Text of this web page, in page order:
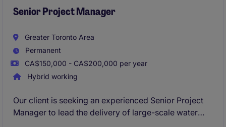
rental suite turnover programs
REITs, non-profit housing providers.
Senior Project Manager
Greater Toronto Area
Permanent
CA$150,000 - CA$200,000 per year
Hybrid working
Our client is seeking an experienced Senior Project
Manager to lead the delivery of large-scale water